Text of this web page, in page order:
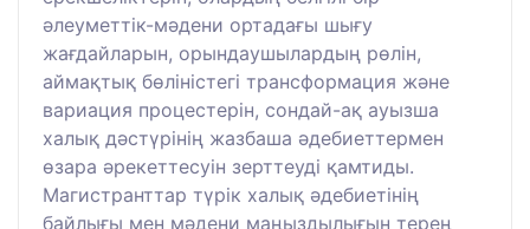
әлеуметтік-мәдени ортадағы шығу
жағдайларын, орындаушылардың рөлін,
аймақтық бөліністегі трансформация және
вариация процестерін, сондай-ақ ауызша
халық дәстүрінің жазбаша әдебиеттермен
өзара әрекеттесуін зерттеуді қамтиды.
Магистранттар түрік халық әдебиетінің
байлығы мен мәдени маңыздылығын терең